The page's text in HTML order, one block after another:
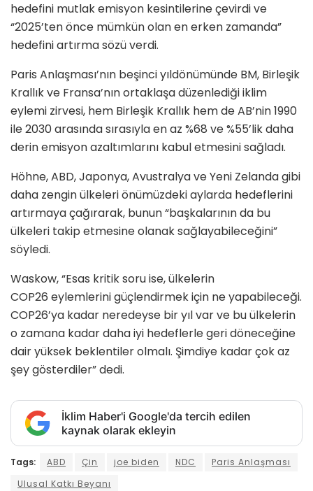
hedefini mutlak emisyon kesintilerine çevirdi ve
“2025’ten önce mümkün olan en erken zamanda”
hedefini artırma sözü verdi.
Paris Anlaşması’nın beşinci yıldönümünde BM, Birleşik
Krallık ve Fransa’nın ortaklaşa düzenlediği iklim
eylemi zirvesi, hem Birleşik Krallık hem de AB’nin 1990
ile 2030 arasında sırasıyla en az %68 ve %55’lik daha
derin emisyon azaltımlarını kabul etmesini sağladı.
Höhne, ABD, Japonya, Avustralya ve Yeni Zelanda gibi
daha zengin ülkeleri önümüzdeki aylarda hedeflerini
artırmaya çağırarak, bunun “başkalarının da bu
ülkeleri takip etmesine olanak sağlayabileceğini”
söyledi.
Waskow, “Esas kritik soru ise, ülkelerin
COP26 eylemlerini güçlendirmek için ne yapabileceği.
COP26’ya kadar neredeyse bir yıl var ve bu ülkelerin
o zamana kadar daha iyi hedeflerle geri döneceğine
dair yüksek beklentiler olmalı. Şimdiye kadar çok az
şey gösterdiler” dedi.
İklim Haber'i Google'da tercih edilen
kaynak olarak ekleyin
Tags: ABD Çin joe biden NDC
Paris Anlaşması
Ulusal Katkı Beyanı